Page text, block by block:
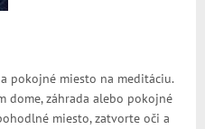
pokojné miesto na meditáciu.
dome, záhrada alebo pokojné
miesto, zatvorte oči a